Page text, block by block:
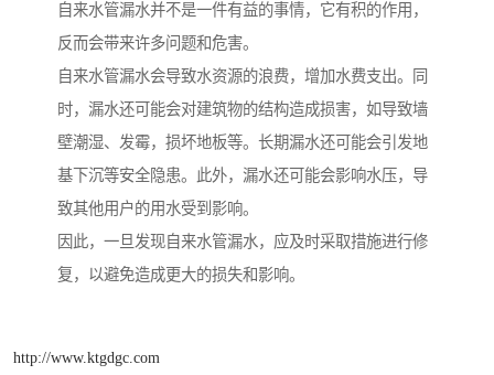
自来水管漏水并不是一件有益的事情，它有积的作用，
反而会带来许多问题和危害。
自来水管漏水会导致水资源的浪费，增加水费支出。同
时，漏水还可能会对建筑物的结构造成损害，如导致墙
壁潮湿、发霉，损坏地板等。长期漏水还可能会引发地
基下沉等安全隐患。此外，漏水还可能会影响水压，导
致其他用户的用水受到影响。
因此，一旦发现自来水管漏水，应及时采取措施进行修
复，以避免造成更大的损失和影响。
http://www.ktgdgc.com